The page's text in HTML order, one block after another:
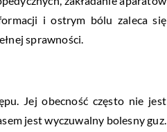
i ostrym bólu zaleca się
sprawności.
Jej obecność często nie jest
jest wyczuwalny bolesny guz.